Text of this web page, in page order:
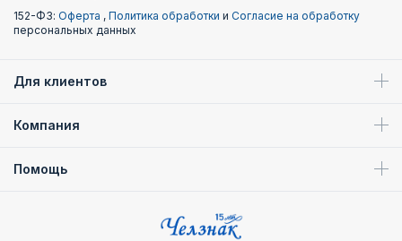
152-ФЗ: Оферта , Политика обработки и Согласие на обработку
персональных данных
Для клиентов
Компания
Помощь